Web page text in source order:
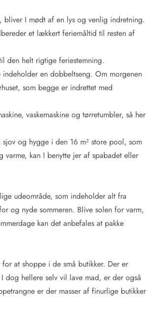
bliver I mødt af en lys og venlig indretning.
et lækkert feriemåltid til resten af
den helt rigtige feriestemning.
en dobbeltseng. Om morgenen
som begge er indrettet med
vaskemaskine og tørretumbler, så her
og hygge i den 16 m² store pool, som
varme, kan I benytte jer af spabadet eller
udeområde, som indeholder alt fra
og nyde sommeren. Blive solen for varm,
kan det anbefales at pakke
at shoppe i de små butikker. Der er
dog hellere selv vil lave mad, er der også
er der masser af finurlige butikker